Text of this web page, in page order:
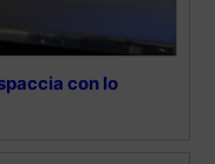
con lo